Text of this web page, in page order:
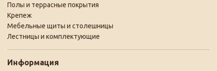
Полы и террасные покрытия
Крепеж
Мебельные щиты и столешницы
Лестницы и комплектующие
Информация